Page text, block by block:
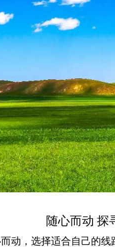
随心而动 探
动，选择适合自己的